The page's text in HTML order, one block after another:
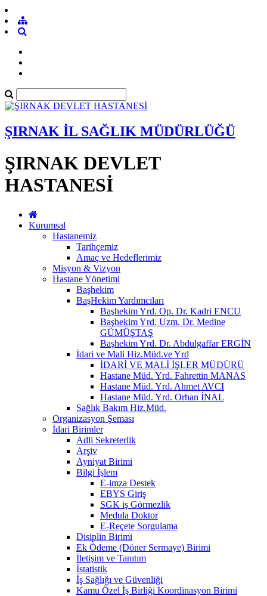
ŞIRNAK İL SAĞLIK MÜDÜRLÜĞÜ
ŞIRNAK DEVLET
HASTANESİ
Kurumsal
Hastanemiz
Tarihçemiz
Amaç ve Hedeflerimiz
Misyon & Vizyon
Hastane Yönetimi
Başhekim
BaşHekim Yardımcıları
Başhekim Yrd. Op. Dr. Kadri ENCU
Başhekim Yrd. Uzm. Dr. Medine
GÜMÜŞTAŞ
Başhekim Yrd. Dr. Abdulgaffar ERGİN
İdari ve Mali Hiz.Müd.ve Yrd
İDARİ VE MALİ İŞLER MÜDÜRÜ
Hastane Müd. Yrd. Fahrettin MANAS
Hastane Müd. Yrd. Ahmet AVCI
Hastane Müd. Yrd. Orhan İNAL
Sağlık Bakım Hiz.Müd.
Organizasyon Şeması
İdari Birimler
Adli Sekreterlik
Arşiv
Ayniyat Birimi
Bilgi İşlem
E-imza Destek
EBYS Giriş
SGK iş Görmezlik
Medula Doktor
E-Reçete Sorgulama
Disiplin Birimi
Ek Ödeme (Döner Sermaye) Birimi
İletişim ve Tanıtım
İstatistik
İş Sağlığı ve Güvenliği
Kamu Özel İş Birliği Koordinasyon Birimi